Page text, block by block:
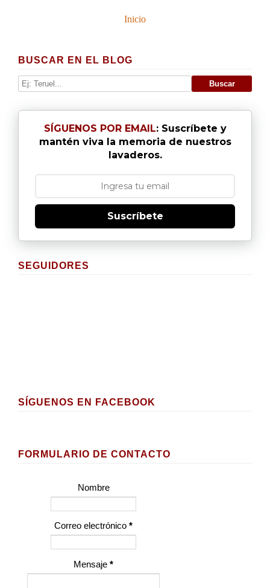
Inicio
BUSCAR EN EL BLOG
SÍGUENOS POR EMAIL: Suscríbete y
mantén viva la memoria de nuestros
lavaderos.
Suscríbete
SEGUIDORES
SÍGUENOS EN FACEBOOK
FORMULARIO DE CONTACTO
Nombre
Correo electrónico *
Mensaje *